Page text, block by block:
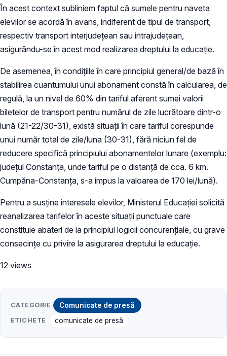
În acest context subliniem faptul că sumele pentru naveta
elevilor se acordă în avans, indiferent de tipul de transport,
respectiv transport interjudețean sau intrajudețean,
asigurându-se în acest mod realizarea dreptului la educație.
De asemenea, în condițiile în care principiul general/de bază în
stabilirea cuantumului unui abonament constă în calcularea, de
regulă, la un nivel de 60% din tariful aferent sumei valorii
biletelor de transport pentru numărul de zile lucrătoare dintr-o
lună (21-22/30-31), există situații în care tariful corespunde
unui număr total de zile/luna (30-31), fără niciun fel de
reducere specifică principiului abonamentelor lunare (exemplu:
județul Constanța, unde tariful pe o distanță de cca. 6 km.
Cumpăna-Constanța, s-a impus la valoarea de 170 lei/lună).
Pentru a susține interesele elevilor, Ministerul Educației solicită
reanalizarea tarifelor în aceste situații punctuale care
constituie abateri de la principiul logicii concurențiale, cu grave
consecințe cu privire la asigurarea dreptului la educație.
12 views
CATEGORIE Comunicate de presă
ETICHETE comunicate de presă